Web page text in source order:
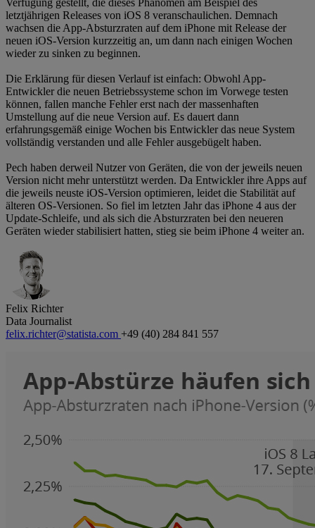
Verfügung gestellt, die dieses Phänomen am Beispiel des
letztjährigen Releases von iOS 8 veranschaulichen. Demnach
wachsen die App-Absturzraten auf dem iPhone mit Release der
neuen iOS-Version kurzzeitig an, um dann nach einigen Wochen
wieder zu sinken zu beginnen.
Die Erklärung für diesen Verlauf ist einfach: Obwohl App-
Entwickler die neuen Betriebssysteme schon im Vorwege testen
können, fallen manche Fehler erst nach der massenhaften
Umstellung auf die neue Version auf. Es dauert dann
erfahrungsgemäß einige Wochen bis Entwickler das neue System
vollständig verstanden und alle Fehler ausgebügelt haben.
Pech haben derweil Nutzer von Geräten, die von der jeweils neuen
Version nicht mehr unterstützt werden. Da Entwickler ihre Apps auf
die jeweils neuste iOS-Version optimieren, leidet die Stabilität auf
älteren OS-Versionen. So fiel im letzten Jahr das iPhone 4 aus der
Update-Schleife, und als sich die Absturzraten bei den neueren
Geräten wieder stabilisiert hatten, stieg sie beim iPhone 4 weiter an.
Felix Richter
Data Journalist
felix.richter@statista.com +49 (40) 284 841 557